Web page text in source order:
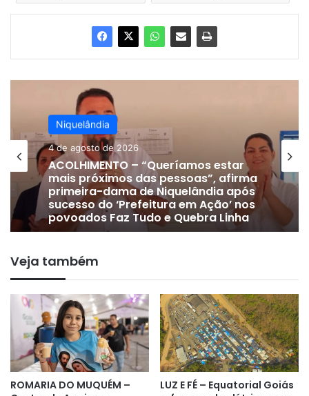
Niquelândia
4 de agosto de 2026
ACOLHIMENTO – “Queríamos estar
mais próximos das pessoas”, afirma
primeira-dama de Niquelândia após
sucesso do ‘Prefeitura em Ação’ nos
povoados Faz Tudo e Quebra Linha
Veja também
ROMARIA DO MUQUÉM –
LUZ E FÉ – Equatorial Goiás